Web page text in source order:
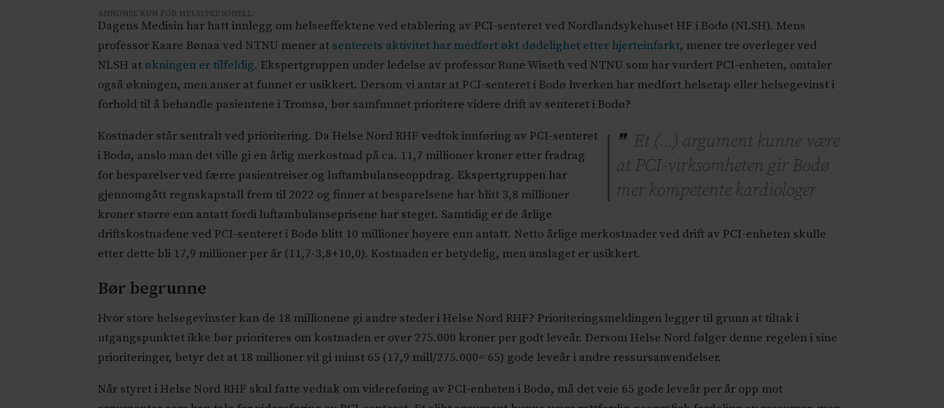
ANNONSE KUN FOR HELSEPERSONELL
Dagens Medisin har hatt innlegg om helseeffektene ved etablering av PCI-senteret ved Nordlandsykehuset HF i Bodø (NLSH). Mens
professor Kaare Bønaa ved NTNU mener at senterets aktivitet har medført økt dødelighet etter hjerteinfarkt, mener tre overleger ved
NLSH at økningen er tilfeldig. Ekspertgruppen under ledelse av professor Rune Wiseth ved NTNU som har vurdert PCI-enheten, omtaler
også økningen, men anser at funnet er usikkert. Dersom vi antar at PCI-senteret i Bodø hverken har medført helsetap eller helsegevinst i
forhold til å behandle pasientene i Tromsø, bør samfunnet prioritere videre drift av senteret i Bodø?
Et (...) argument kunne være
at PCI-virksomheten gir Bodø
mer kompetente kardiologer
Kostnader står sentralt ved prioritering. Da Helse Nord RHF vedtok innføring av PCI-senteret
i Bodø, anslo man det ville gi en årlig merkostnad på ca. 11,7 millioner kroner etter fradrag
for besparelser ved færre pasientreiser og luftambulanseoppdrag. Ekspertgruppen har
gjennomgått regnskapstall frem til 2022 og finner at besparelsene har blitt 3,8 millioner
kroner større enn antatt fordi luftambulanseprisene har steget. Samtidig er de årlige
driftskostnadene ved PCI-senteret i Bodø blitt 10 millioner høyere enn antatt. Netto årlige merkostnader ved drift av PCI-enheten skulle
etter dette bli 17,9 millioner per år (11,7-3,8+10,0). Kostnaden er betydelig, men anslaget er usikkert.
Bør begrunne
Hvor store helsegevinster kan de 18 millionene gi andre steder i Helse Nord RHF? Prioriteringsmeldingen legger til grunn at tiltak i
utgangspunktet ikke bør prioriteres om kostnaden er over 275.000 kroner per godt leveår. Dersom Helse Nord følger denne regelen i sine
prioriteringer, betyr det at 18 millioner vil gi minst 65 (17,9 mill/275.000= 65) gode leveår i andre ressursanvendelser.
Når styret i Helse Nord RHF skal fatte vedtak om videreføring av PCI-enheten i Bodø, må det veie 65 gode leveår per år opp mot